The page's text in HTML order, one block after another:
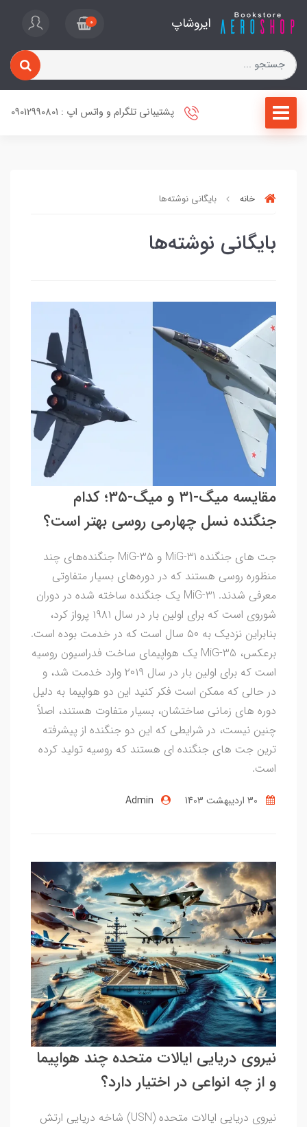
ایروشاپ 0
پشتیبانی تلگرام و واتس اپ : 09012990801
خانه بایگانی نوشته‌ها
بایگانی نوشته‌ها
مقایسه میگ-۳۱ و میگ-۳۵؛ کدام
جنگنده نسل چهارمی روسی بهتر است؟
جت های جنگنده MiG-31 و MiG-35 جنگنده‌های چند
منظوره روسی هستند که در دوره‌های بسیار متفاوتی
معرفی شدند. MiG-31 یک جنگنده ساخته شده در دوران
شوروی است که برای اولین بار در سال ۱۹۸۱ پرواز کرد،
بنابراین نزدیک به ۵۰ سال است که در خدمت بوده است.
برعکس، MiG-35 یک هواپیمای ساخت فدراسیون روسیه
است که برای اولین بار در سال ۲۰۱۹ وارد خدمت شد، و
در حالی که ممکن است فکر کنید این دو هواپیما به دلیل
دوره های زمانی ساختشان، بسیار متفاوت هستند، اصلاً
چنین نیست، در شرایطی که این دو جنگنده از پیشرفته
ترین جت های جنگنده ای هستند که روسیه تولید کرده
است.
Admin
نیروی دریایی ایالات متحده چند هواپیما
و از چه انواعی در اختیار دارد؟
نیروی دریایی ایالات متحده (USN) شاخه دریایی ارتش